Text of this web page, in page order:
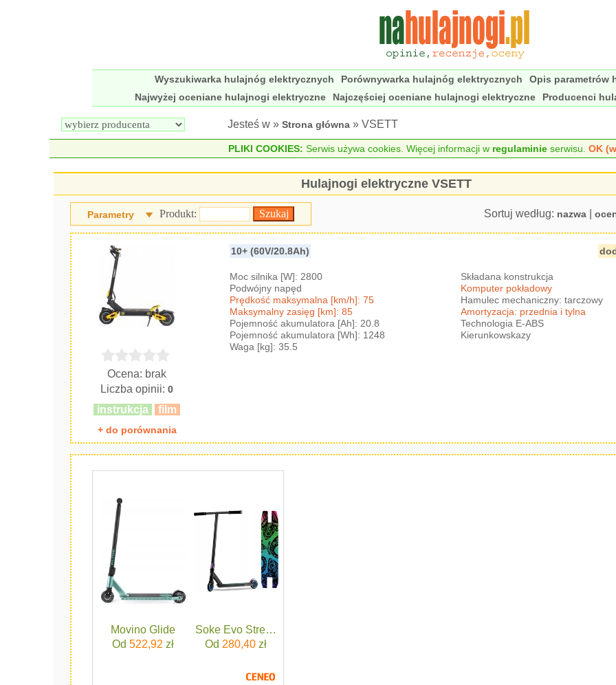
Wyszukiwarka hulajnóg elektrycznych Porównywarka hulajnóg elektrycznych Opis parametrów
Najwyżej oceniane hulajnogi elektryczne
Najczęściej oceniane hulajnogi elektryczne Producenci
Jesteś w » Strona główna » VSETT
PLIKI COOKIES: Serwis używa cookies. Więcej informacji w regulaminieserwisu. OK
Hulajnogi elektryczne VSETT
Sortuj według: nazwa|
Parametry Produkt:
10+ (60V/20.8Ah)
Ocena: brak
Liczba opinii:0
instrukcja film
Moc silnika [W]: 2800
Podwójny napęd
Prędkość maksymalna [km/h]: 75
Maksymalny zasięg [km]: 85
Pojemność akumulatora [Ah]: 20.8
Pojemność akumulatora [Wh]: 1248
Waga [kg]: 35.5
Składana konstrukcja
Komputer pokładowy
Hamulec mechaniczny: tarczowy
Amortyzacja: przednia i tylna
Technologia E-ABS
Kierunkowskazy
+ do porównania
Movino Glide
Od522,92 zł
Soke Evo Street Black
Od 280,40 zł